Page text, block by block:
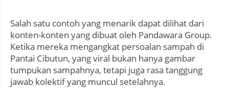
Salah satu contoh yang menarik dapat dilihat dari
konten-konten yang dibuat oleh Pandawara Group.
Ketika mereka mengangkat persoalan sampah di
Pantai Cibutun, yang viral bukan hanya gambar
tumpukan sampahnya, tetapi juga rasa tanggung
jawab kolektif yang muncul setelahnya.